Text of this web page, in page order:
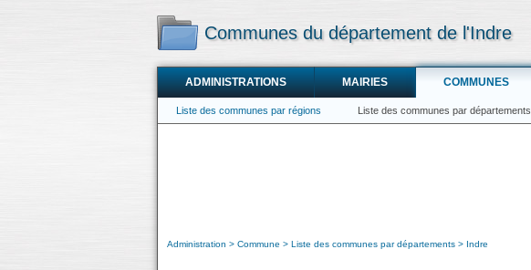
Communes du département de l'Indre
ADMINISTRATIONS MAIRIES COMMUNES
Liste des communes par régions Liste des communes par départements
Administration Commune Liste des communes par départements Indre